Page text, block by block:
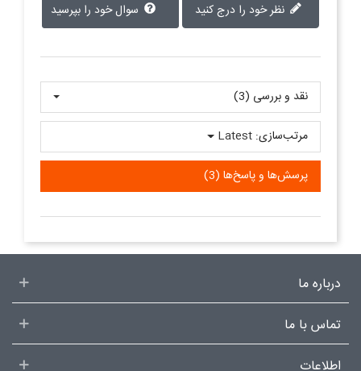
سوال خود را بپرسید
نقد و بررسی‌‌ (3)
پرسش‌ها و پاسخ‌ها (3)
مرتب‌سازی: Latest
درباره ما
تماس با ما